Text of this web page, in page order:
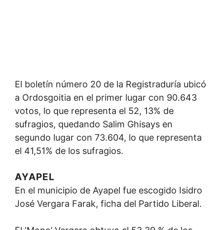
El boletín número 20 de la Registraduría ubicó
a Ordosgoitia en el primer lugar con 90.643
votos, lo que representa el 52, 13% de
sufragios, quedando Salim Ghisays en
segundo lugar con 73.604, lo que representa
el 41,51% de los sufragios.
AYAPEL
En el municipio de Ayapel fue escogido Isidro
José Vergara Farak, ficha del Partido Liberal.